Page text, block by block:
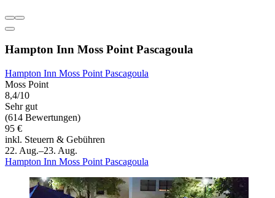
Hampton Inn Moss Point Pascagoula
Hampton Inn Moss Point Pascagoula
Moss Point
8,4/10
Sehr gut
(614 Bewertungen)
95 €
inkl. Steuern & Gebühren
22. Aug.–23. Aug.
Hampton Inn Moss Point Pascagoula